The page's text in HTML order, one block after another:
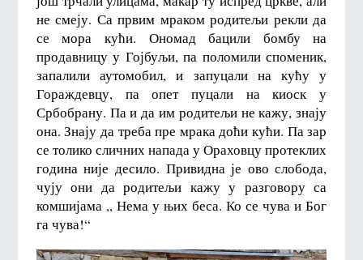
не смеју. Са првим мраком родитељи рекли да
се мора кући. Ономад бацили бомбу на
продавницу у Гојбуљи, па поломили споменик,
запалили аутомобил, и запуцали на кућу у
Гораждевцу, па опет пуцали на киоск у
Србобрану. Па и да им родитељи не кажу, знају
она. Знају да треба пре мрака доћи кући. Па зар
се толико сличних напада у Ораховцу протеклих
година није десило. Привидна је ово слобода,
чују они да родитељи кажу у разговору са
комшијама ,, Нема у њих беса. Ко се чува и Бог
га чува!“